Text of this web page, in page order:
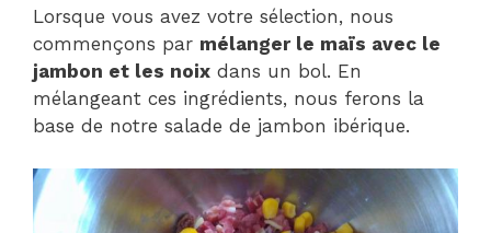
Lorsque vous avez votre sélection, nous
commençons par mélanger le maïs avec le
jambon et les noix dans un bol. En
mélangeant ces ingrédients, nous ferons la
base de notre salade de jambon ibérique.